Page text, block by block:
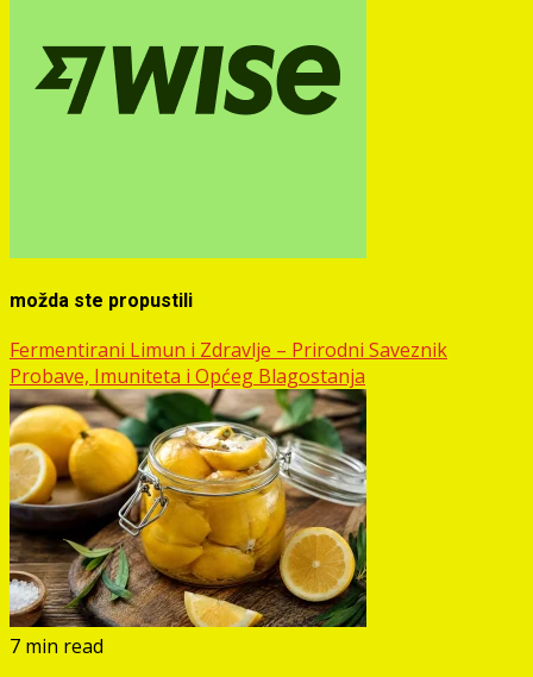
možda ste propustili
Fermentirani Limun i Zdravlje – Prirodni Saveznik
Probave, Imuniteta i Općeg Blagostanja
7 min read